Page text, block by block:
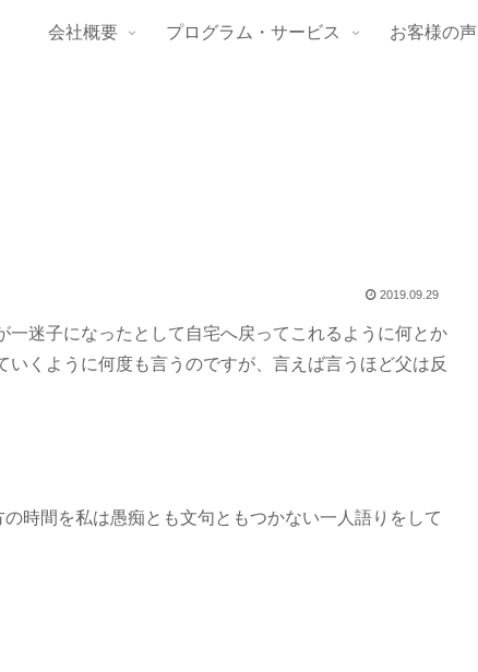
会社概要 プログラム・サービス お客様の声
2019.09.29
迷子になったとして自宅へ戻ってこれるように何とか
くように何度も言うのですが、言えば言うほど父は反
時間を私は愚痴とも文句ともつかない一人語りをして